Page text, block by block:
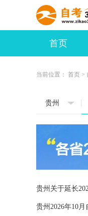
首页
当前位置： 首页 >
贵州
贵州关于延长
贵州2026年10